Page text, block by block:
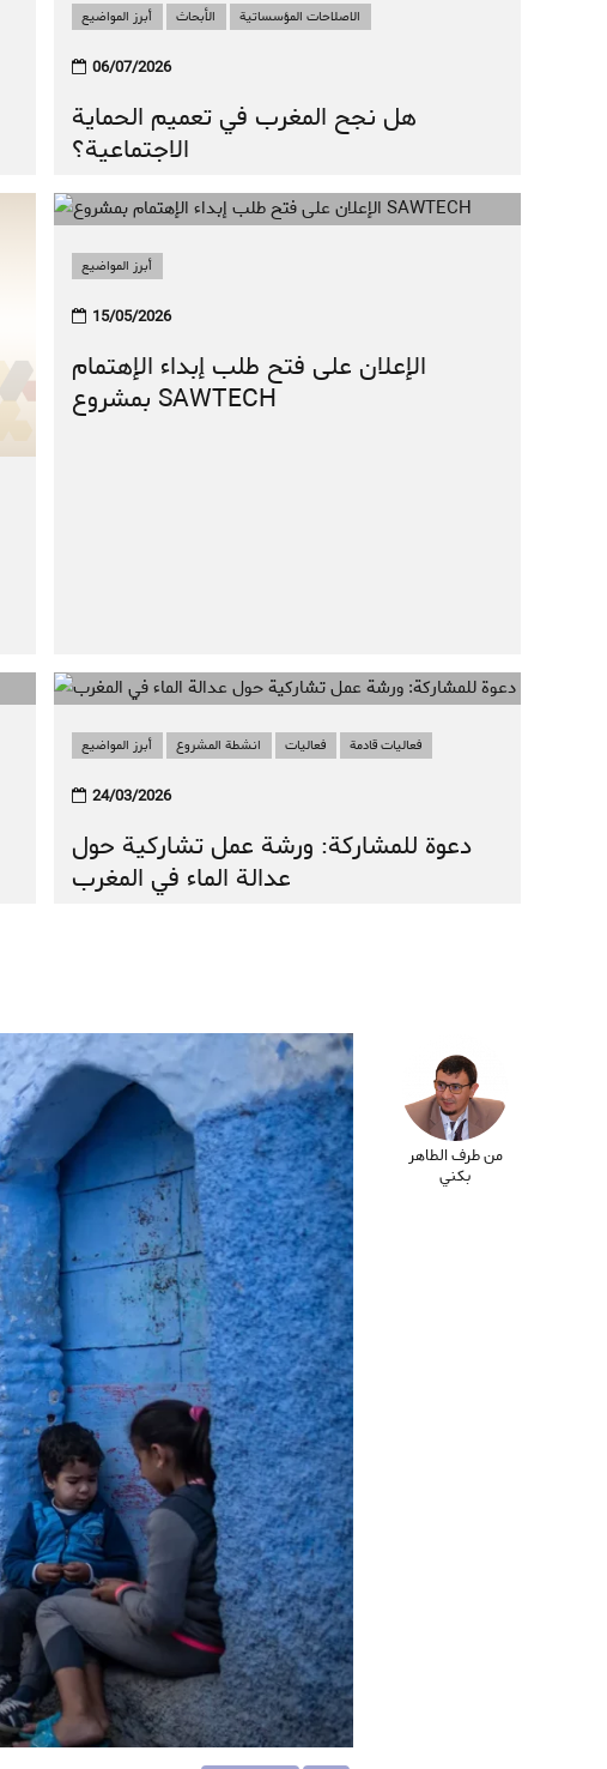
الحماية الاجتماعية
أبرز المواضيع الأبحاث الاصلاحات المؤسساتية
06/07/2026
هل نجح المغرب في تعميم الحماية
الاجتماعية؟
أبرز المواضيع
15/05/2026
الإعلان على فتح طلب إبداء الإهتمام
بمشروع SAWTECH
أبرز المواضيع انشطة المشروع فعاليات فعاليات قادمة
24/03/2026
دعوة للمشاركة: ورشة عمل تشاركية حول
عدالة الماء في المغرب
من طرف الطاهر
بكني